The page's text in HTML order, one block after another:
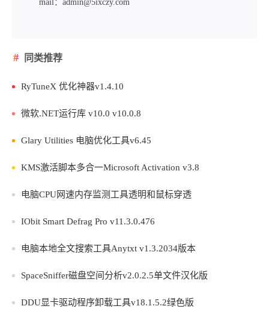
mail：admin@5ixczy.com
同类推荐
RyTuneX 优化神器v1.4.10
微软.NET运行库 v10.0 v10.0.8
Glary Utilities 电脑优化工具v6.45
KMS激活脚本多合一Microsoft Activation v3.8
电脑CPU网速内存监测工具透明和鼠标穿透
IObit Smart Defrag Pro v11.3.0.476
电脑本地全文搜索工具Anytxt v1.3.2034版本
SpaceSniffer磁盘空间分析v2.0.2.5单文件汉化版
DDU显卡驱动程序卸载工具v18.1.5.2绿色版